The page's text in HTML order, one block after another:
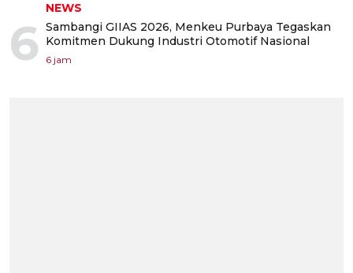
6
NEWS
Sambangi GIIAS 2026, Menkeu Purbaya Tegaskan
Komitmen Dukung Industri Otomotif Nasional
6 jam